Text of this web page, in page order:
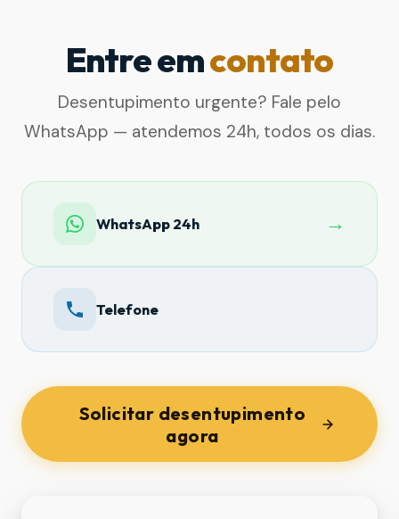
Entre emcontato
Desentupimento urgente? Fale pelo
WhatsApp — atendemos 24h, todos os dias.
WhatsApp 24h →
Telefone
Solicitar desentupimento
agora